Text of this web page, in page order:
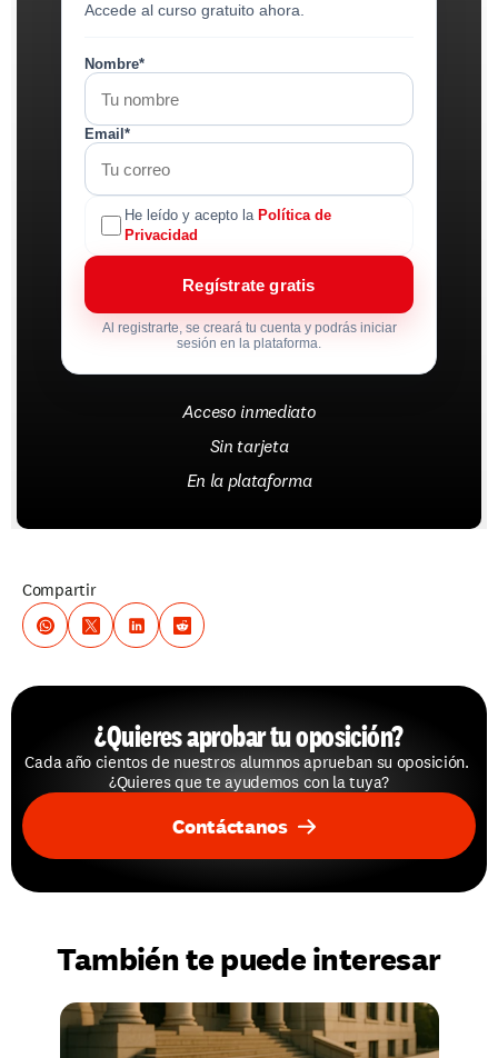
Accede al curso gratuito ahora.
Nombre*
Email*
He leído y acepto la Política de
Privacidad
Regístrate gratis
Al registrarte, se creará tu cuenta y podrás iniciar
sesión en la plataforma.
Acceso inmediato
Sin tarjeta
En la plataforma
Compartir
¿Quieres aprobar tu oposición?
Cada año cientos de nuestros alumnos aprueban su oposición.
¿Quieres que te ayudemos con la tuya?
Contáctanos
También te puede interesar